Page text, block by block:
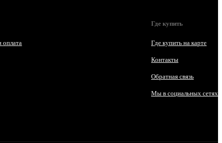
оплата
Где купить
Где купить на карте
Контакты
Обратная связь
Мы в социальных сетях